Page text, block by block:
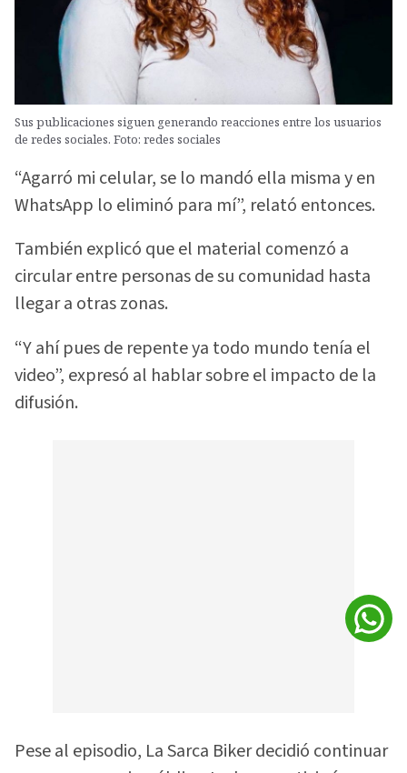
Sus publicaciones siguen generando reacciones entre los usuarios
de redes sociales. Foto: redes sociales
“Agarró mi celular, se lo mandó ella misma y en
WhatsApp lo eliminó para mí”, relató entonces.
También explicó que el material comenzó a
circular entre personas de su comunidad hasta
llegar a otras zonas.
“Y ahí pues de repente ya todo mundo tenía el
video”, expresó al hablar sobre el impacto de la
difusión.
Pese al episodio, La Sarca Biker decidió continuar